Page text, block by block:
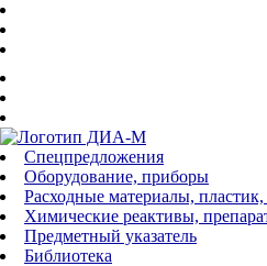
Спецпредложения
Оборудование, приборы
Расходные материалы, пластик,
Химические реактивы,
Предметный указатель
Библиотека